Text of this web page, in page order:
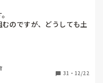
のですが、どうしても土
つも苦労しています。
務が始まると一日も土曜
31 ・ 12/22